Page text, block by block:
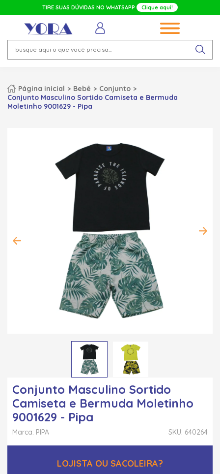
TIRE SUAS DÚVIDAS NO WHATSAPP Clique aqui!
Página inicial Bebê
Conjunto
Conjunto Masculino Sortido Camiseta e Bermuda
Moletinho 9001629 - Pipa
Conjunto Masculino Sortido
Camiseta e Bermuda Moletinho
9001629 - Pipa
SKU: 640264
Marca: PIPA
LOJISTA OU SACOLEIRA?